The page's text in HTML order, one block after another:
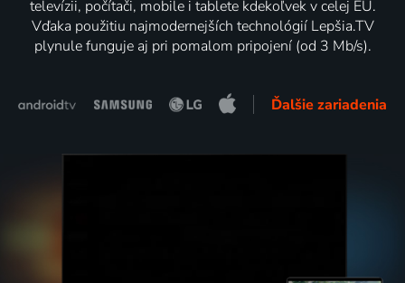
televízii, počítači, mobile i tablete kdekoľvek v celej EÚ.
Vďaka použitiu najmodernejších technológií Lepšia.TV
plynule funguje aj pri pomalom pripojení (od 3 Mb/s).
Ďalšie zariadenia